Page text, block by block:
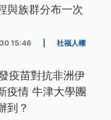
與族群分布一次
15:46 社福人權
疫苗對抗非洲伊
疫情 牛津大學團
到？